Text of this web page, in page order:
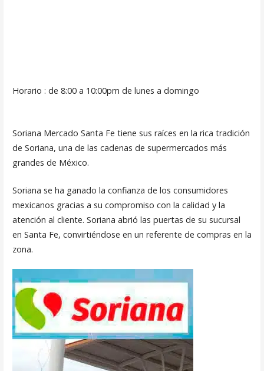
Horario : de 8:00 a 10:00pm de lunes a domingo
Soriana Mercado Santa Fe tiene sus raíces en la rica tradición
de Soriana, una de las cadenas de supermercados más
grandes de México.
Soriana se ha ganado la confianza de los consumidores
mexicanos gracias a su compromiso con la calidad y la
atención al cliente. Soriana abrió las puertas de su sucursal
en Santa Fe, convirtiéndose en un referente de compras en la
zona.